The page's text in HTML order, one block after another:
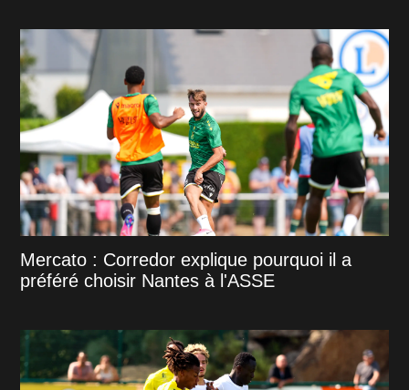
Mercato : Corredor explique pourquoi il a
préféré choisir Nantes à l'ASSE